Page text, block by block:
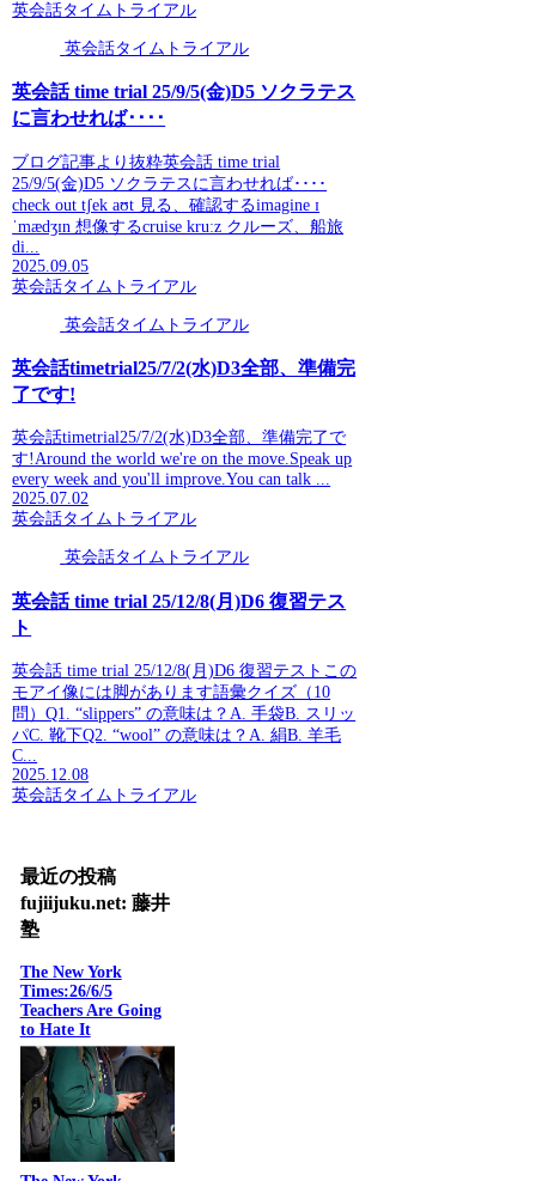
英会話タイムトライアル
英会話タイムトライアル
英会話 time trial 25/9/5(金)D5 ソクラテス
に言わせれば････
ブログ記事より抜粋英会話 time trial
25/9/5(金)D5 ソクラテスに言わせれば････
check out tʃek aʊt 見る、確認するimagine ɪ
ˈmædʒɪn 想像するcruise kruːz クルーズ、船旅
di...
2025.09.05
英会話タイムトライアル
英会話タイムトライアル
英会話timetrial25/7/2(水)D3全部、準備完
了です!
英会話timetrial25/7/2(水)D3全部、準備完了で
す!Around the world we're on the move.Speak up
every week and you'll improve.You can talk ...
2025.07.02
英会話タイムトライアル
英会話タイムトライアル
英会話 time trial 25/12/8(月)D6 復習テス
ト
英会話 time trial 25/12/8(月)D6 復習テストこの
モアイ像には脚があります語彙クイズ（10
問）Q1. “slippers” の意味は？A. 手袋B. スリッ
パC. 靴下Q2. “wool” の意味は？A. 絹B. 羊毛
C...
2025.12.08
英会話タイムトライアル
最近の投稿
fujiijuku.net: 藤井
塾
The New York
Times:26/6/5
Teachers Are Going
to Hate It